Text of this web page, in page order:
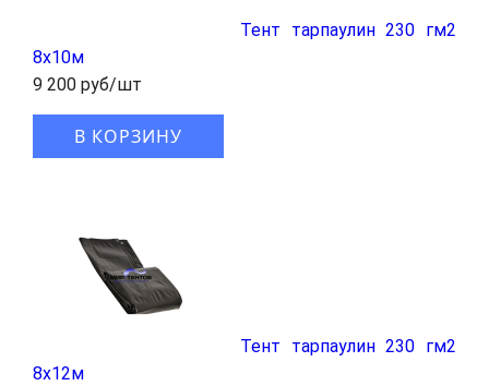
Тент тарпаулин 230 гм2
8x10м
9 200 руб/шт
В КОРЗИНУ
Тент тарпаулин 230 гм2
8x12м